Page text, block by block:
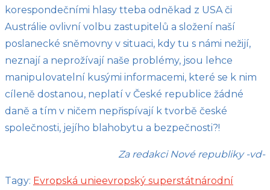
korespondečními hlasy tteba odněkad z USA či
Austrálie ovlivní volbu zastupitelů a složení naší
poslanecké sněmovny v situaci, kdy tu s námi nežijí,
neznají a neprožívají naše problémy, jsou lehce
manipulovatelní kusými informacemi, které se k nim
cíleně dostanou, neplatí v České republice žádné
daně a tím v ničem nepřispívají k tvorbě české
společnosti, jejího blahobytu a bezpečnosti?!
Za redakci Nové republiky -vd-
Tagy: Evropská unieevropský superstátnárodní